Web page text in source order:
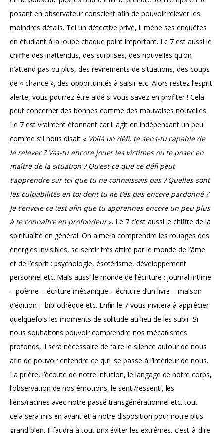
posant en observateur conscient afin de pouvoir relever les
moindres détails. Tel un détective privé, il mène ses enquêtes
en étudiant à la loupe chaque point important. Le 7 est aussi le
chiffre des inattendus, des surprises, des nouvelles qu’on
n’attend pas ou plus, des revirements de situations, des coups
de « chance », des opportunités à saisir etc. Alors restez l’esprit
alerte, vous pourrez être aidé si vous savez en profiter ! Cela
peut concerner des bonnes comme des mauvaises nouvelles.
Le 7 est vraiment étonnant car il agit en indépendant un peu
comme s’il nous disait « Voilà un défi, te sens-tu capable de
le relever ? Vas-tu encore jouer les victimes ou te poser en
maître de la situation ? Qu’est-ce que ce défi peut
t’apprendre sur toi que tu ne connaissais pas ? Quelles sont
les culpabilités en toi dont tu ne t’es pas encore pardonné ?
Je t’envoie ce test afin que tu apprennes encore un peu plus
à te connaître en profondeur». Le 7 c’est aussi le chiffre de la
spiritualité en général. On aimera comprendre les rouages des
énergies invisibles, se sentir très attiré par le monde de l’âme
et de l’esprit : psychologie, ésotérisme, développement
personnel etc. Mais aussi le monde de l’écriture : journal intime
– poème – écriture mécanique – écriture d’un livre – maison
d’édition – bibliothèque etc. Enfin le 7 vous invitera à apprécier
quelquefois les moments de solitude au lieu de les subir. Si
nous souhaitons pouvoir comprendre nos mécanismes
profonds, il sera nécessaire de faire le silence autour de nous
afin de pouvoir entendre ce qu’il se passe à l’intérieur de nous.
La prière, l’écoute de notre intuition, le langage de notre corps,
l’observation de nos émotions, le senti/ressenti, les
liens/racines avec notre passé transgénérationnel etc. tout
cela sera mis en avant et à notre disposition pour notre plus
grand bien. Il faudra à tout prix éviter les extrêmes, c’est-à-dire